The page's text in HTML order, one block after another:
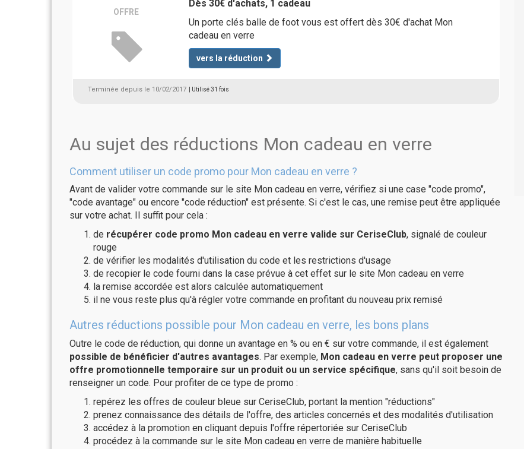
OFFRE
Dès 30€ d'achats, 1 cadeau
Un porte clés balle de foot vous est offert dès 30€ d'achat Mon
cadeau en verre
vers la réduction
Terminée depuis le 10/02/2017 | Utilisé 31 fois
Au sujet des réductions Mon cadeau en verre
Comment utiliser un code promo pour Mon cadeau en verre ?
Avant de valider votre commande sur le site Mon cadeau en verre, vérifiez si une case "code promo",
"code avantage" ou encore "code réduction" est présente. Si c'est le cas, une remise peut être appliquée
sur votre achat. Il suffit pour cela :
de récupérer code promo Mon cadeau en verre valide sur CeriseClub, signalé de couleur
rouge
de vérifier les modalités d'utilisation du code et les restrictions d'usage
de recopier le code fourni dans la case prévue à cet effet sur le site Mon cadeau en verre
la remise accordée est alors calculée automatiquement
il ne vous reste plus qu'à régler votre commande en profitant du nouveau prix remisé
Autres réductions possible pour Mon cadeau en verre, les bons plans
Outre le code de réduction, qui donne un avantage en % ou en € sur votre commande, il est également
possible de bénéficier d'autres avantages. Par exemple, Mon cadeau en verre peut proposer une
offre promotionnelle temporaire sur un produit ou un service spécifique, sans qu'il soit besoin de
renseigner un code. Pour profiter de ce type de promo :
repérez les offres de couleur bleue sur CeriseClub, portant la mention "réductions"
prenez connaissance des détails de l'offre, des articles concernés et des modalités d'utilisation
accédez à la promotion en cliquant depuis l'offre répertoriée sur CeriseClub
procédez à la commande sur le site Mon cadeau en verre de manière habituelle